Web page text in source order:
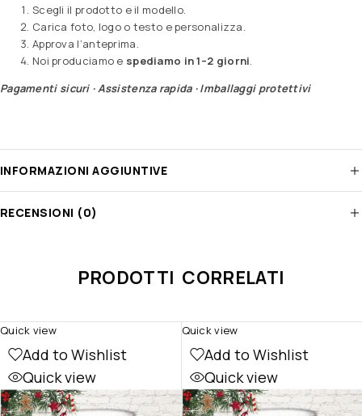
Scegli il prodotto e il modello.
Carica foto, logo o testo e personalizza.
Approva l’anteprima.
Noi produciamo e spediamo in 1–2 giorni.
Pagamenti sicuri · Assistenza rapida · Imballaggi protettivi
INFORMAZIONI AGGIUNTIVE
RECENSIONI (0)
PRODOTTI CORRELATI
Add to Wishlist
Quick view
Quick view
Add to Wishlist
Quick view
Quick view